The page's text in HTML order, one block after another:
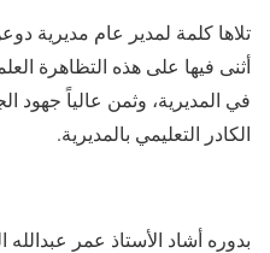
​تلاها كلمة لمدير عام مديرية
أثنى فيها على هذه التظاهرة
في المديرية، وثمن عالياً جهود
الكادر التعليمي بالمديرية.
بدوره أشاد الأستاذ عمر عبدالله